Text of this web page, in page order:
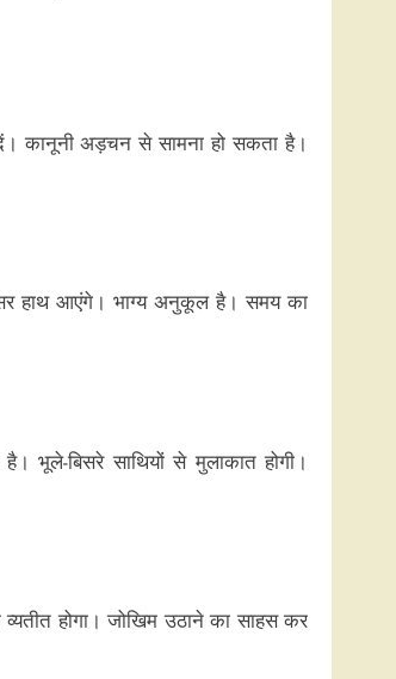
दें। कानूनी अड़चन से सामना हो सकता है।
हाथ आएंगे। भाग्य अनुकूल है। समय का
भूले-बिसरे साथियों से मुलाकात होगी।
होगा। जोखिम उठाने का साहस कर